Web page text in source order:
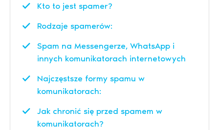
Kto to jest spamer?
Rodzaje spamerów:
Spam na Messengerze, WhatsApp i
innych komunikatorach internetowych
Najczęstsze formy spamu w
komunikatorach:
Jak chronić się przed spamem w
komunikatorach?